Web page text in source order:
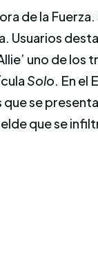
de la
Usuarios
uno de los
Solo. En el
se
que se